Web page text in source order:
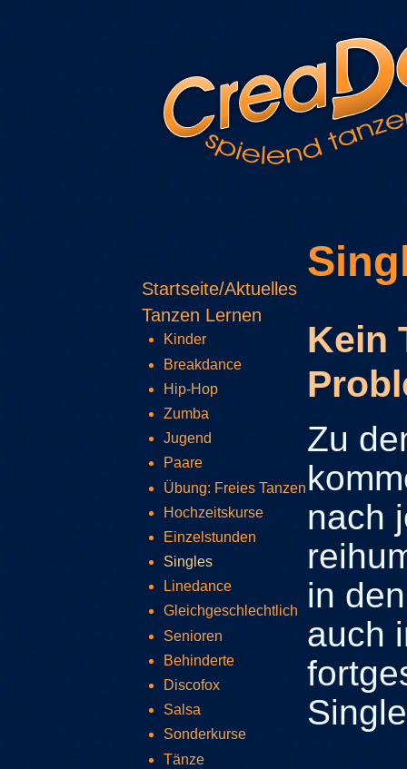
Kein
Zu
nach
in
auch
Startseite/Aktuelles
Tanzen Lernen
Kinder
Breakdance
Hip-Hop
Zumba
Jugend
Paare
Übung: Freies Tanzen
Hochzeitskurse
Einzelstunden
Singles
Linedance
Gleichgeschlechtlich
Senioren
Behinderte
Discofox
Salsa
Sonderkurse
Tänze